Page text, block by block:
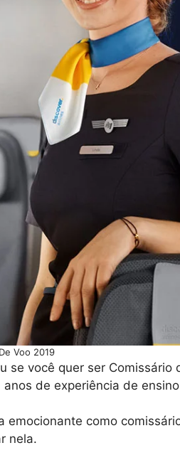
Voo 2019
se você quer ser Comissário
de experiência de
como
nela.